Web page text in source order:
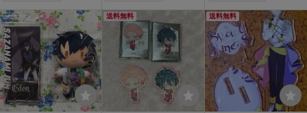
送料無料 送料無料